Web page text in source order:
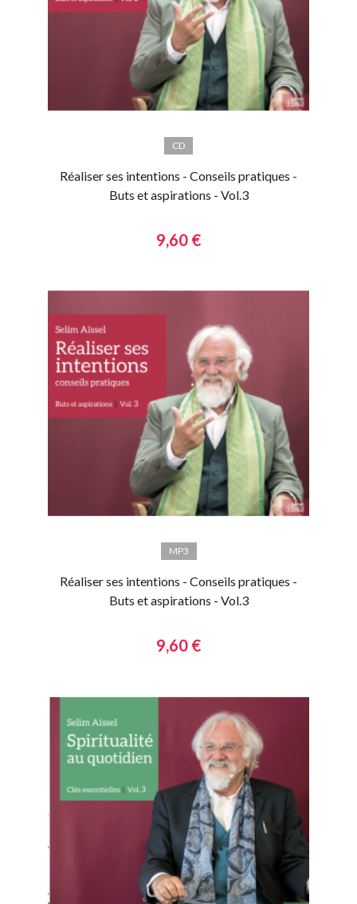
CD
Réaliser ses intentions - Conseils pratiques -
Buts et aspirations - Vol.3
9,60 €
MP3
Réaliser ses intentions - Conseils pratiques -
Buts et aspirations - Vol.3
9,60 €